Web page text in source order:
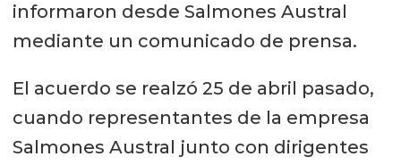
informaron desde Salmones Austral
mediante un comunicado de prensa.
El acuerdo se realzó 25 de abril pasado,
cuando representantes de la empresa
Salmones Austral junto con dirigentes